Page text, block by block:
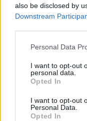
also be disclosed by
Downstream
Please note that this
not limited to your
grant or deny
use your data for
consent section.
Personal Data
I want to opt-out
personal data.
Opted In
I want to opt-out
Personal Data.
Opted In
Gyógyszerszedés